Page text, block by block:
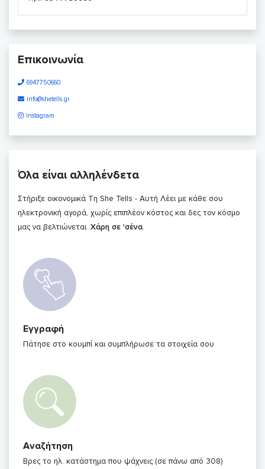
Επικοινωνία
6947750660
info@shetells.gr
Instagram
Όλα είναι αλληλένδετα
Στήριξε οικονομικά Τη She Tells - Αυτή Λέει με κάθε σου
ηλεκτρονική αγορά, χωρίς επιπλέον κόστος και δες τον κόσμο
μας να βελτιώνεται. Χάρη σε 'σένα.
Εγγραφή
Πάτησε στο κουμπί και συμπλήρωσε τα στοιχεία σου
Αναζήτηση
Βρες το ηλ. κατάστημα που ψάχνεις (σε πάνω από 308)